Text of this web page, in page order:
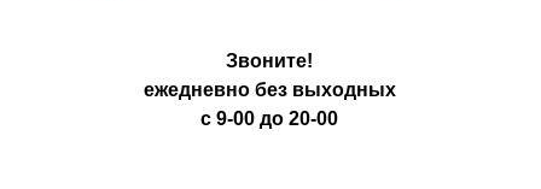
Звоните!
ежедневно без выходных
с 9-00 до 20-00